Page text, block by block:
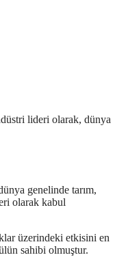
lideri olarak, dünya
genelinde tarım,
olarak kabul
üzerindeki etkisini en
sahibi olmuştur.